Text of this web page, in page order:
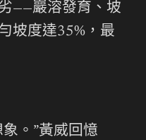
——巖溶發育、坡
坡度達35%，最
。”黃威回憶